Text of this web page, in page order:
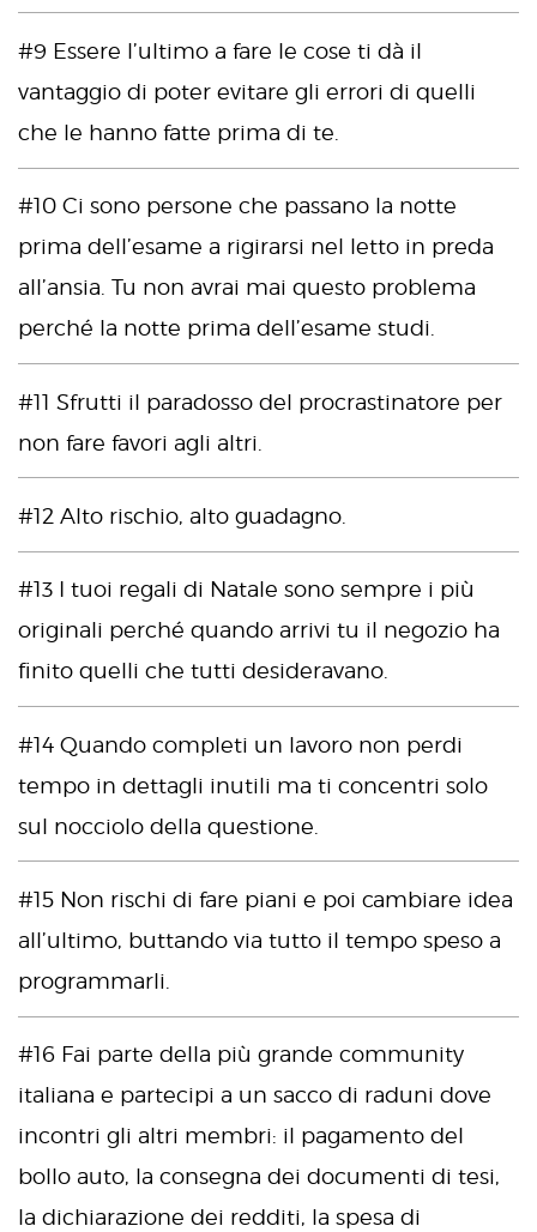
#9 Essere l’ultimo a fare le cose ti dà il
vantaggio di poter evitare gli errori di quelli
che le hanno fatte prima di te.
#10 Ci sono persone che passano la notte
prima dell’esame a rigirarsi nel letto in preda
all’ansia. Tu non avrai mai questo problema
perché la notte prima dell’esame studi.
#11 Sfrutti il paradosso del procrastinatore per
non fare favori agli altri.
#12 Alto rischio, alto guadagno.
#13 I tuoi regali di Natale sono sempre i più
originali perché quando arrivi tu il negozio ha
finito quelli che tutti desideravano.
#14 Quando completi un lavoro non perdi
tempo in dettagli inutili ma ti concentri solo
sul nocciolo della questione.
#15 Non rischi di fare piani e poi cambiare idea
all’ultimo, buttando via tutto il tempo speso a
programmarli.
#16 Fai parte della più grande community
italiana e partecipi a un sacco di raduni dove
incontri gli altri membri: il pagamento del
bollo auto, la consegna dei documenti di tesi,
la dichiarazione dei redditi, la spesa di